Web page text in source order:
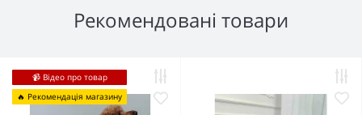
Рекомендовані товари
📹 Відео про товар
🔥 Рекомендація магазину